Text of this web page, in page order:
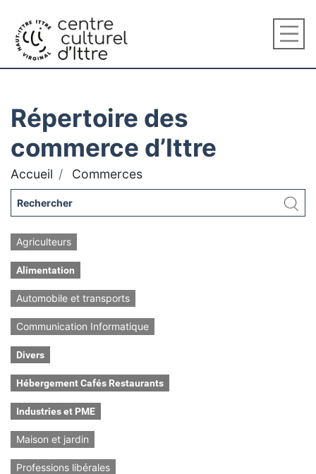
Répertoire des
commerce d’Ittre
Accueil Commerces
Agriculteurs
Alimentation
Automobile et transports
Communication Informatique
Divers
Hébergement Cafés Restaurants
Industries et PME
Maison et jardin
Professions libérales